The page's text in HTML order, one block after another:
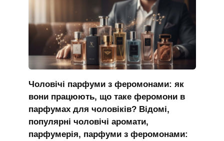
Чоловічі парфуми з феромонами: як
вони працюють, що таке феромони в
парфумах для чоловіків? Відомі,
популярні чоловічі аромати,
парфумерія, парфуми з феромонами: